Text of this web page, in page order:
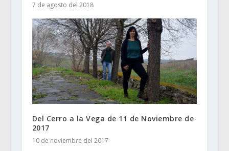
7 de agosto del 2018
Del Cerro a la Vega de 11 de Noviembre de
2017
10 de noviembre del 2017